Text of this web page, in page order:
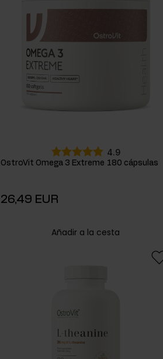
4.9
OstroVit Omega 3 Extreme 180 cápsulas
26,49 EUR
Añadir a la cesta